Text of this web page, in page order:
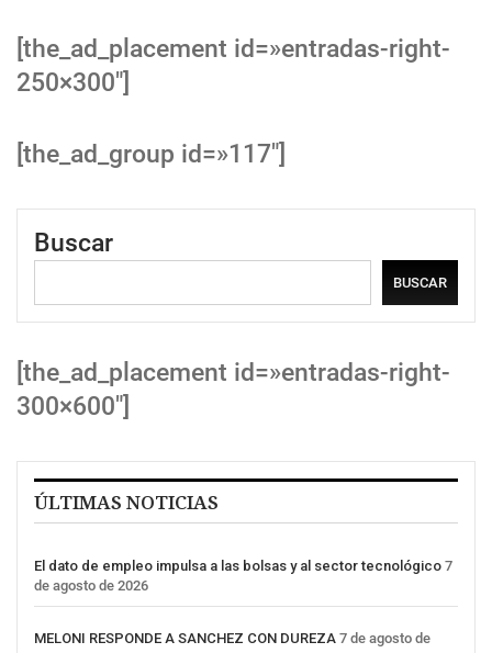
[the_ad_placement id=»entradas-right-
250×300″]
[the_ad_group id=»117″]
Buscar
BUSCAR
[the_ad_placement id=»entradas-right-
300×600″]
ÚLTIMAS NOTICIAS
El dato de empleo impulsa a las bolsas y al sector tecnológico 7
de agosto de 2026
MELONI RESPONDE A SANCHEZ CON DUREZA 7 de agosto de